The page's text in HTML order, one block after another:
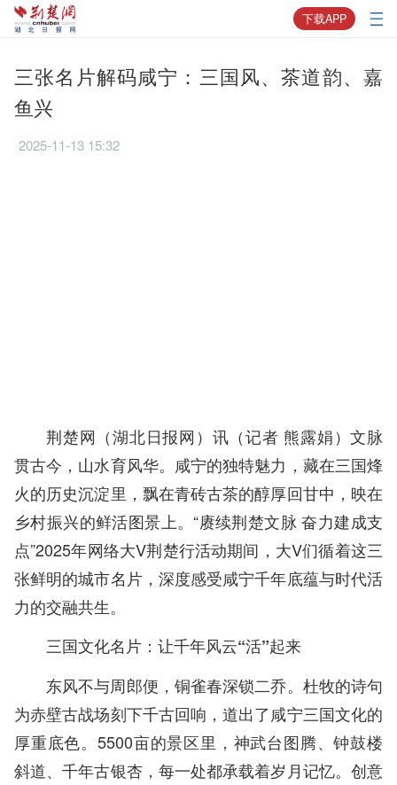
下载APP
三张名片解码咸宁：三国风、茶道韵、嘉
鱼兴
2025-11-13 15:32
荆楚网（湖北日报网）讯（记者 熊露娟）文脉
贯古今，山水育风华。咸宁的独特魅力，藏在三国烽
火的历史沉淀里，飘在青砖古茶的醇厚回甘中，映在
乡村振兴的鲜活图景上。“赓续荆楚文脉 奋力建成支
点”2025年网络大V荆楚行活动期间，大V们循着这三
张鲜明的城市名片，深度感受咸宁千年底蕴与时代活
力的交融共生。
三国文化名片：让千年风云“活”起来
东风不与周郎便，铜雀春深锁二乔。杜牧的诗句
为赤壁古战场刻下千古回响，道出了咸宁三国文化的
厚重底色。5500亩的景区里，神武台图腾、钟鼓楼
斜道、千年古银杏，每一处都承载着岁月记忆。创意